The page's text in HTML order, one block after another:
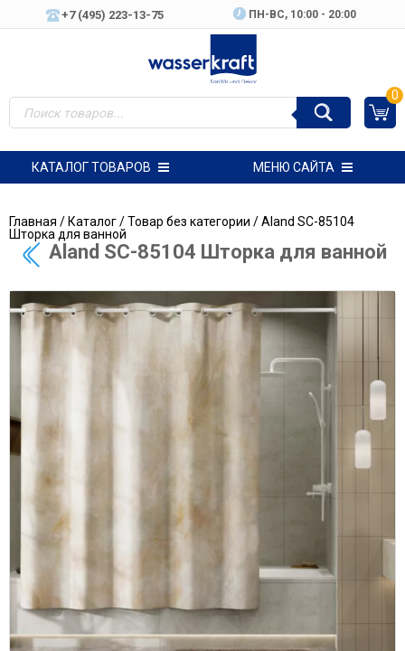
+7 (495) 223-13-75 ПН-ВC, 10:00 - 20:00
0
КАТАЛОГ ТОВАРОВ МЕНЮ САЙТА
Главная /Каталог/Товар без категории / Aland SC-85104
Шторка для ванной
Aland SC-85104 Шторка для ванной